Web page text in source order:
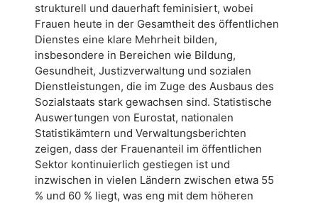
strukturell und dauerhaft feminisiert, wobei
Frauen heute in der Gesamtheit des öffentlichen
Dienstes eine klare Mehrheit bilden,
insbesondere in Bereichen wie Bildung,
Gesundheit, Justizverwaltung und sozialen
Dienstleistungen, die im Zuge des Ausbaus des
Sozialstaats stark gewachsen sind. Statistische
Auswertungen von Eurostat, nationalen
Statistikämtern und Verwaltungsberichten
zeigen, dass der Frauenanteil im öffentlichen
Sektor kontinuierlich gestiegen ist und
inzwischen in vielen Ländern zwischen etwa 55
% und 60 % liegt, was eng mit dem höheren